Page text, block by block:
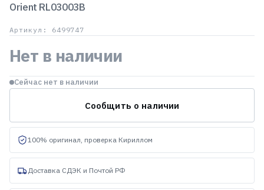
Orient RL03003B
Артикул: 6499747
Нет в наличии
Сейчас нет в наличии
Сообщить о наличии
100% оригинал, проверка Кириллом
Доставка СДЭК и Почтой РФ